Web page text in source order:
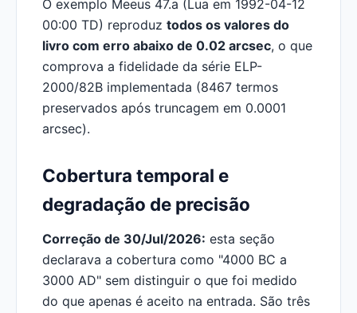
O exemplo Meeus 47.a (Lua em 1992-04-12
00:00 TD) reproduz todos os valores do
livro com erro abaixo de 0.02 arcsec, o que
comprova a fidelidade da série ELP-
2000/82B implementada (8467 termos
preservados após truncagem em 0.0001
arcsec).
Cobertura temporal e
degradação de precisão
Correção de 30/Jul/2026: esta seção
declarava a cobertura como "4000 BC a
3000 AD" sem distinguir o que foi medido
do que apenas é aceito na entrada. São três